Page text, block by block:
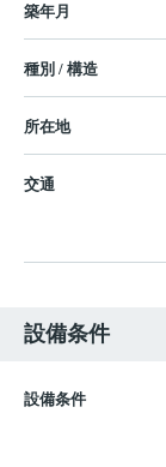
築年月
種別 / 構造
所在地
交通
設備条件
設備条件